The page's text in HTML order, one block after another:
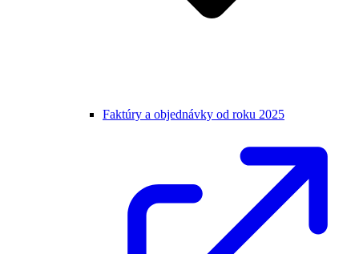
Faktúry a objednávky od roku 2025